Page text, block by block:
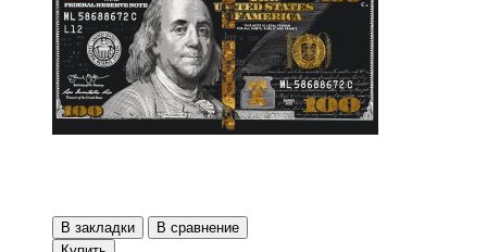
В закладки
В сравнение